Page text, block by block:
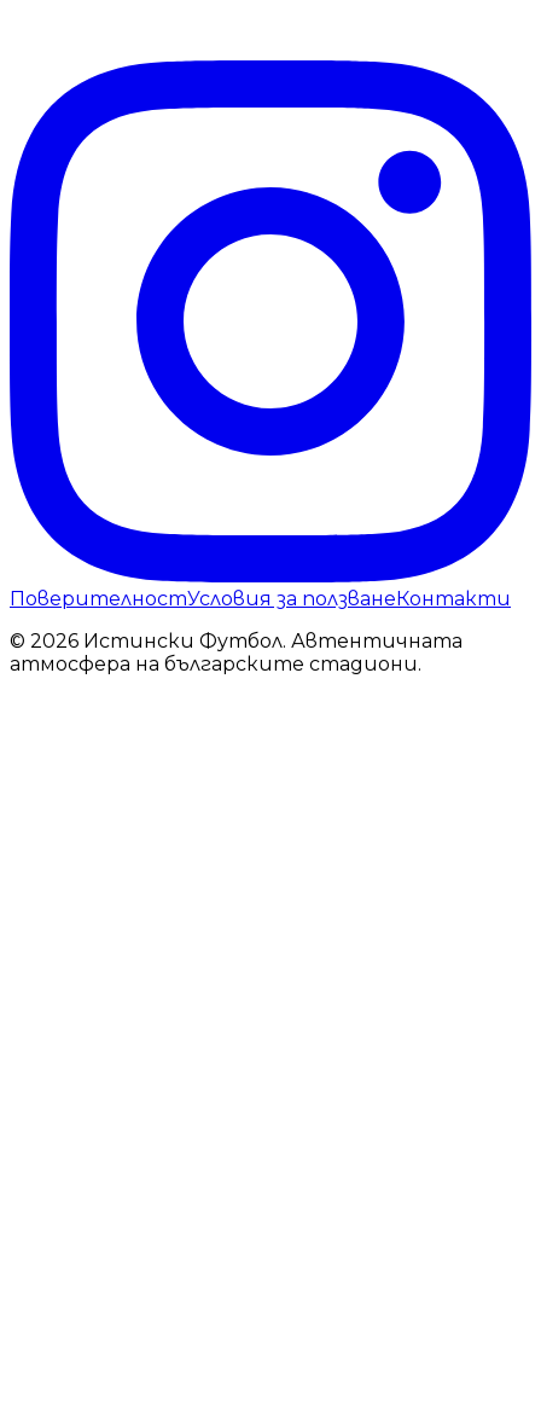
ПоверителностУсловия за ползванеКонтакти
© 2026 Истински Футбол. Автентичната
атмосфера на българските стадиони.